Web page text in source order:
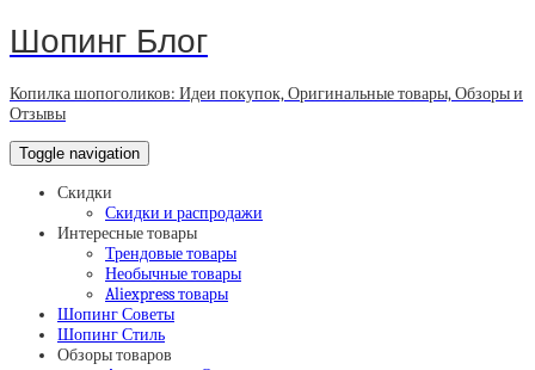
Шопинг Блог
Копилка шопоголиков: Идеи покупок, Оригинальные товары, Обзоры и
Отзывы
Toggle navigation
Скидки
Скидки и распродажи
Интересные товары
Трендовые товары
Необычные товары
Aliexpress товары
Шопинг Советы
Шопинг Стиль
Обзоры товаров